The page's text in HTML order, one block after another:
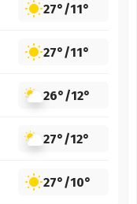
27°/11°
27°/11°
26°/12°
27°/12°
27°/10°